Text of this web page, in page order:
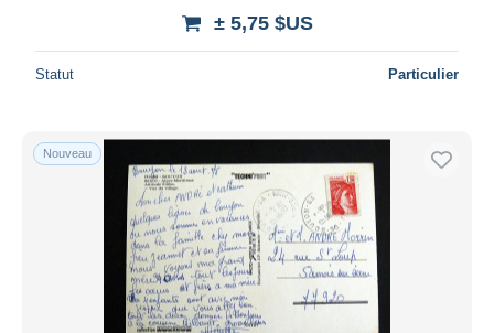
± 5,75 $US
Statut Particulier
Nouveau